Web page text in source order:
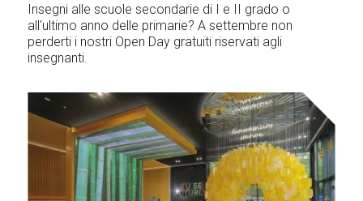
Insegni alle scuole secondarie di I e II grado o
all'ultimo anno delle primarie? A settembre non
perderti i nostri Open Day gratuiti riservati agli
insegnanti.